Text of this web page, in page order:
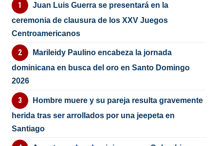
Juan Luis Guerra se presentará en la
ceremonia de clausura de los XXV Juegos
Centroamericanos
Marileidy Paulino encabeza la jornada
dominicana en busca del oro en Santo Domingo
2026
Hombre muere y su pareja resulta gravemente
herida tras ser arrollados por una jeepeta en
Santiago